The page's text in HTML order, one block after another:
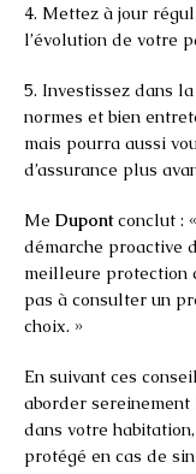
4. Mettez à jour
l’évolution de votre
5. Investissez dans
normes et bien
mais pourra aussi
d’assurance plus
Me Dupontconclut :
démarche proactive
meilleure protection
pas à consulter un
choix. »
En suivant ces
aborder
dans votre
protégé en cas de